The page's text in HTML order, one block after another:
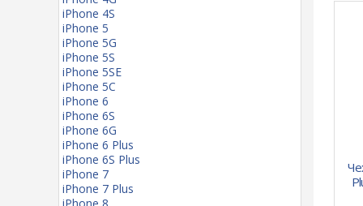
iPhone 4S
iPhone 5
iPhone 5G
iPhone 5S
iPhone 5SE
iPhone 5C
iPhone 6
iPhone 6S
iPhone 6G
iPhone 6 Plus
iPhone 6S Plus
iPhone 7
iPhone 7 Plus